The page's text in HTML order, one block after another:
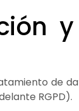
de
RGPD).